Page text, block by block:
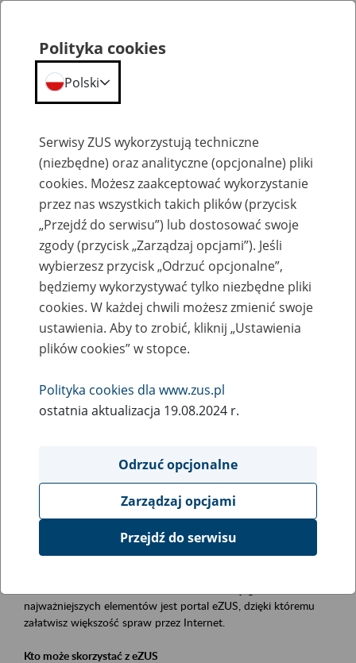
Szkolenia
Zaproś ZUS do siebie - zakładanie profili
eZUS w siedzibie Twojej firmy
Rodzaj wydarzenia
Szkolenia
Obszar merytoryczny
obsługa klientów
Opis wydarzenia
Platforma Usług Elektronicznych ZUS eZUS
najważniejszych elementów jest portal eZUS, dzięki któremu
załatwisz większość spraw przez Internet.
Kto może skorzystać z eZUS
Polityka cookies
Polski
Serwisy ZUS wykorzystują techniczne
(niezbędne) oraz analityczne (opcjonalne) pliki
cookies. Możesz zaakceptować wykorzystanie
przez nas wszystkich takich plików (przycisk
„Przejdź do serwisu”) lub dostosować swoje
zgody (przycisk „Zarządzaj opcjami”). Jeśli
wybierzesz przycisk „Odrzuć opcjonalne”,
będziemy wykorzystywać tylko niezbędne pliki
cookies. W każdej chwili możesz zmienić swoje
ustawienia. Aby to zrobić, kliknij „Ustawienia
plików cookies” w stopce.
Polityka cookies dla www.zus.pl
ostatnia aktualizacja 19.08.2024 r.
Odrzuć opcjonalne
Zarządzaj opcjami
Przejdź do serwisu